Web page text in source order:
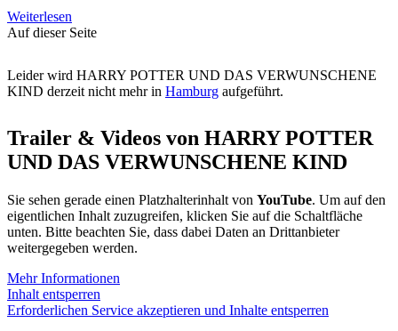
Weiterlesen
Auf dieser Seite
Leider wird HARRY POTTER UND DAS VERWUNSCHENE
KIND derzeit nicht mehr in Hamburg aufgeführt.
Trailer & Videos von HARRY POTTER
UND DAS VERWUNSCHENE KIND
Sie sehen gerade einen Platzhalterinhalt von YouTube. Um auf den
eigentlichen Inhalt zuzugreifen, klicken Sie auf die Schaltfläche
unten. Bitte beachten Sie, dass dabei Daten an Drittanbieter
weitergegeben werden.
Mehr Informationen
Inhalt entsperren
Erforderlichen Service akzeptieren und Inhalte entsperren